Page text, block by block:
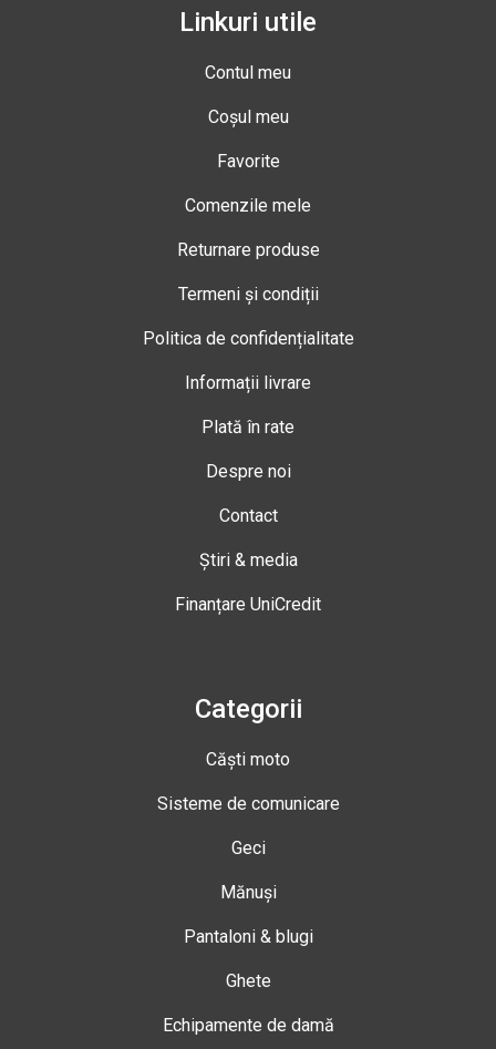
Linkuri utile
Contul meu
Coșul meu
Favorite
Comenzile mele
Returnare produse
Termeni și condiții
Politica de confidențialitate
Informații livrare
Plată în rate
Despre noi
Contact
Știri & media
Finanțare UniCredit
Categorii
Căști moto
Sisteme de comunicare
Geci
Mănuși
Pantaloni & blugi
Ghete
Echipamente de damă